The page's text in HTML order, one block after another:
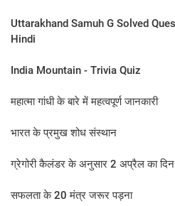
Uttarakhand Samuh G Solved
Hindi
India Mountain - Trivia Quiz
महात्मा गांधी के बारे में महत्वपूर्ण जानकारी
भारत के प्रमुख शोध संस्थान
ग्रेगोरी कैलंडर के अनुसार 2 अप्रैल का दिन​
सफलता के 20 मंत्र जरूर पड़ना